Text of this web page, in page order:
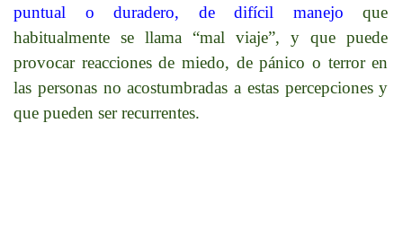
puntual o duradero, de difícil manejo que
habitualmente se llama “mal viaje”, y que puede
provocar reacciones de miedo, de pánico o terror en
las personas no acostumbradas a estas percepciones y
que pueden ser recurrentes.